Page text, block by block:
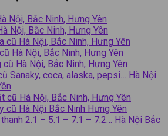
Nội, Bắc Ninh, Hưng Yên
Nội, Bắc Ninh, Hưng Yên
cũ Hà Nội, Bắc Ninh, Hưng Yên
Hà Nội, Bắc Ninh, Hưng Yên
Hà Nội, Bắc Ninh, Hưng Yên
Sanaky, coca, alaska, pepsi… Hà Nội
cũ Hà Nội, Bắc Ninh, Hưng Yên
cũ Hà Nội Bắc Ninh Hưng Yên
2.1 – 5.1 – 7.1 – 7.2… Hà Nội Bắc